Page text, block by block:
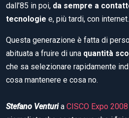
dall’85 in poi, da sempre a
tecnologie e, più tardi, con internet.
Questa generazione è fatta di
abituata a fruire di una quantità
che sa selezionare rapidamente
cosa mantenere e cosa no.
Stefano Venturia CISCO Expo 2008